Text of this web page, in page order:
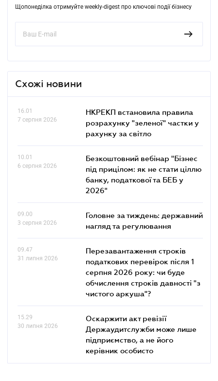
Щопонеділка отримуйте weekly-digest про ключові події бізнесу
Схожі новини
16.01
7 серпня 2026
НКРЕКП встановила правила
розрахунку "зеленої" частки у
рахунку за світло
10.01
6 серпня 2026
Безкоштовний вебінар "Бізнес
під прицілом: як не стати ціллю
банку, податкової та БЕБ у
2026"
09.00
3 серпня 2026
Головне за тиждень: державний
нагляд та регулювання
09.47
31 липня 2026
Перезавантаження строків
податкових перевірок після 1
серпня 2026 року: чи буде
обчислення строків давності "з
чистого аркуша"?
15.29
30 липня 2026
Оскаржити акт ревізії
Держаудитслужби може лише
підприємство, а не його
керівник особисто